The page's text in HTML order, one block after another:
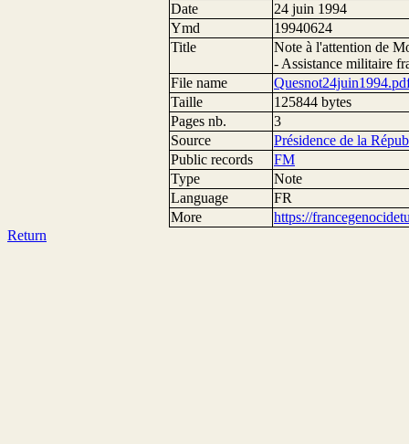
Date
24 juin 1994
Ymd
19940624
Title
Note à l'attention de
- Assistance militaire
File name
Taille
125844 bytes
Pages nb.
3
Source
Présidence de la
Public records
FM
Type
Note
Language
FR
More
https://
Return